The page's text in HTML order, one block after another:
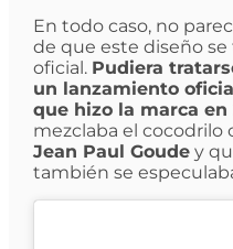
En todo caso, no
de que este diseño
oficial. Pudiera
un lanzamiento
que hizo la marca en
mezclaba el cocodrilo
Jean Paul Goudey
también se